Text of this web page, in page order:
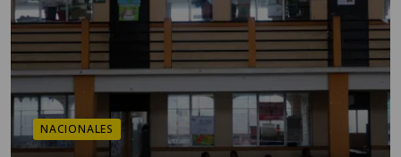
NACIONALES